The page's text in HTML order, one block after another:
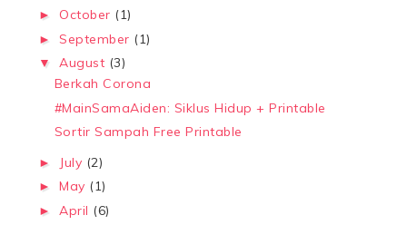
► October (1)
►September (1)
▼ August (3)
Berkah Corona
#MainSamaAiden: Siklus Hidup + Printable
Sortir Sampah Free Printable
► July (2)
►May (1)
► April (6)